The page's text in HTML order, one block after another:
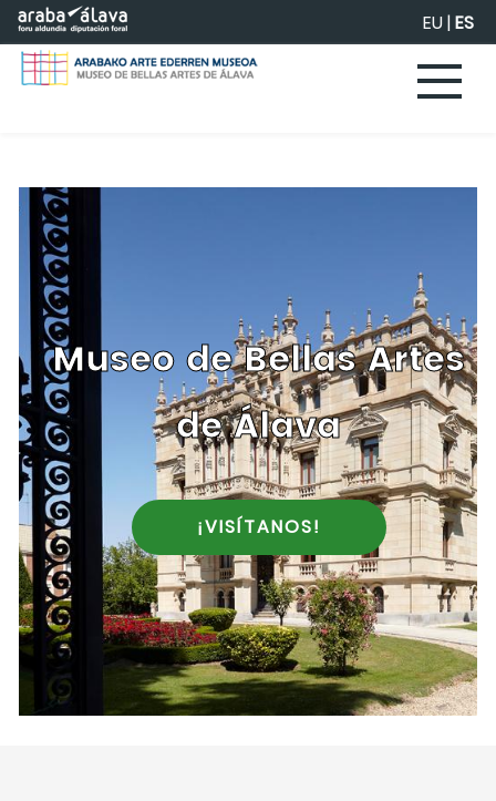
Saltar al contenido principal EU|ES
Museo de Bellas Artes
de Álava
¡VISÍTANOS!